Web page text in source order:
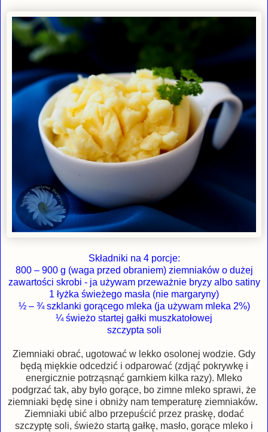
Składniki na 4 porcje:
800 – 900 g (waga przed obraniem) ziemniaków o dużej
zawartości skrobi - ja używam przeważnie bryzy albo satiny
1 łyżka świeżego masła (nie margaryny)
½ – ¾ szklanki gorącego mleka (ja używam mleka 2%)
¼ świeżo startej gałki muszkatołowej
szczypta soli
Ziemniaki obrać, ugotować w lekko osolonej wodzie. Gdy
będą miękkie odcedzić i odparować (zdjąć pokrywkę i
energicznie potrząsnąć garnkiem kilka razy). Mleko
podgrzać tak, aby było gorące, bo zimne mleko sprawi, że
ziemniaki będę sine i obniży nam temperaturę ziemniaków.
Ziemniaki ubić albo przepuścić przez praskę, dodać
szczyptę soli, świeżo startą gałkę, masło, gorące mleko i